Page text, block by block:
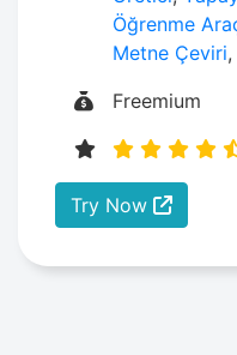
Öğrenme
Metne Çeviri,
Freemium
Try Now